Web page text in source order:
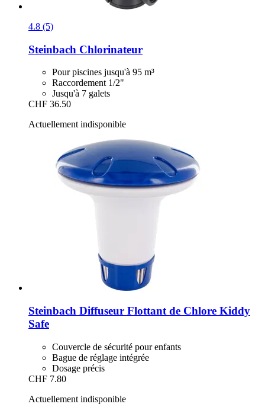
4.8 (5)
Steinbach Chlorinateur
Pour piscines jusqu'à 95 m³
Raccordement 1/2"
Jusqu'à 7 galets
CHF 36.50
Actuellement indisponible
Steinbach Diffuseur Flottant de Chlore Kiddy
Safe
Couvercle de sécurité pour enfants
Bague de réglage intégrée
Dosage précis
CHF 7.80
Actuellement indisponible